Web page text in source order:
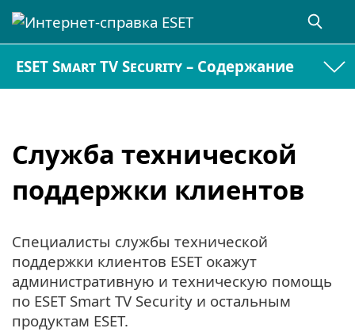
ESET Smart TV Security – Содержание
Служба технической
поддержки клиентов
Специалисты службы технической
поддержки клиентов ESET окажут
административную и техническую помощь
по ESET Smart TV Security и остальным
продуктам ESET.